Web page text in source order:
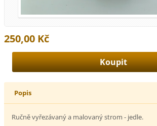
250,00 Kč
Popis
Ručně vyřezávaný a malovaný strom - jedle.